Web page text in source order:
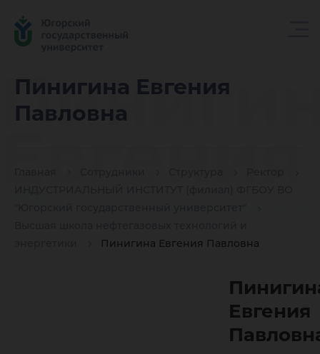
Пинигина Евгения
Павловна
Пинигина Евгения Павловна
Евгения